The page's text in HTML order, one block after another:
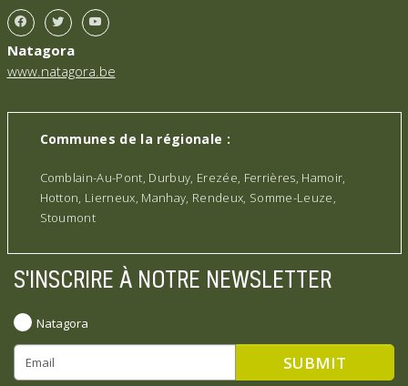
Natagora
www.natagora.be
Communes de la régionale :
Comblain-Au-Pont, Durbuy, Erezée, Ferrières, Hamoir,
Hotton, Lierneux, Manhay, Rendeux, Somme-Leuze,
Stoumont
S'INSCRIRE À NOTRE NEWSLETTER
Natagora